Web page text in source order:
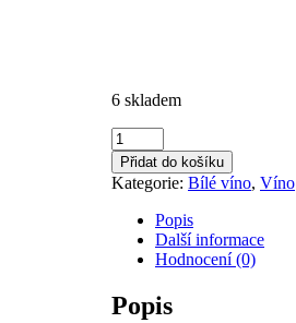
6 skladem
Polosuché
bílé
víno
-
Riesling
Mosel
Feinherb
0,75l
množství
Přidat do košíku
Kategorie: Bílé víno, Víno
Popis
Další informace
Hodnocení (0)
Popis